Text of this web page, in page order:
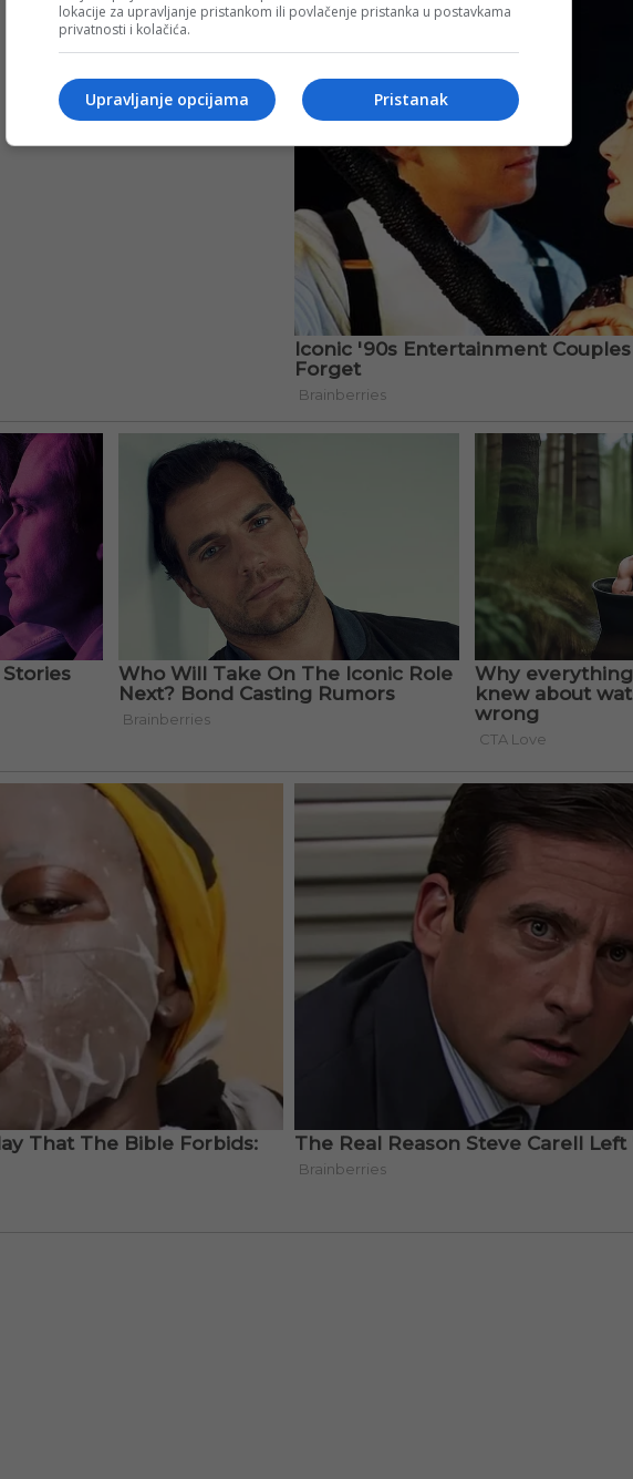
lokacije za upravljanje pristankom ili povlačenje pristanka u postavkama
privatnosti i kolačića.
Pristanak
Upravljanje opcijama